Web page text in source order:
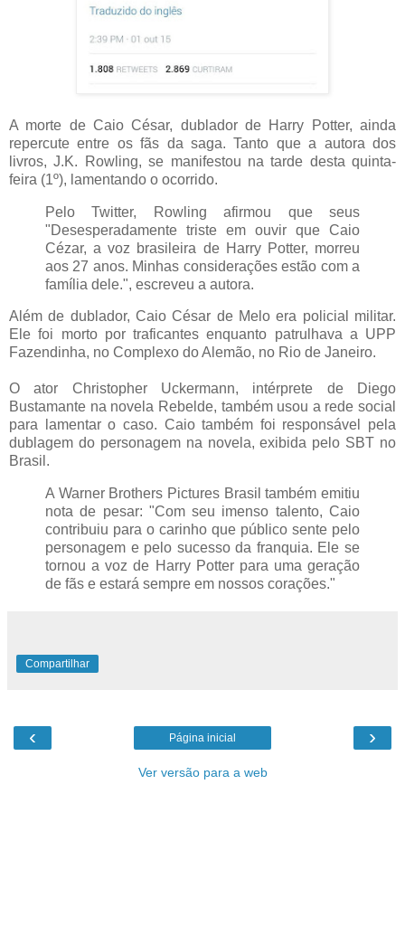
A morte de Caio César, dublador de Harry Potter, ainda
repercute entre os fãs da saga. Tanto que a autora dos
livros, J.K. Rowling, se manifestou na tarde desta quinta-
feira (1º), lamentando o ocorrido.
Pelo Twitter, Rowling afirmou que seus
"Desesperadamente triste em ouvir que Caio
Cézar, a voz brasileira de Harry Potter, morreu
aos 27 anos. Minhas considerações estão com a
família dele.", escreveu a autora.
Além de dublador, Caio César de Melo era policial militar.
Ele foi morto por traficantes enquanto patrulhava a UPP
Fazendinha, no Complexo do Alemão, no Rio de Janeiro.
O ator Christopher Uckermann, intérprete de Diego
Bustamante na novela Rebelde, também usou a rede social
para lamentar o caso. Caio também foi responsável pela
dublagem do personagem na novela, exibida pelo SBT no
Brasil.
A Warner Brothers Pictures Brasil também emitiu
nota de pesar: "Com seu imenso talento, Caio
contribuiu para o carinho que público sente pelo
personagem e pelo sucesso da franquia. Ele se
tornou a voz de Harry Potter para uma geração
de fãs e estará sempre em nossos corações."
Compartilhar
‹ ›
Página inicial
Ver versão para a web